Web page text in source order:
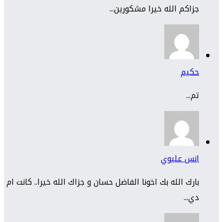
جزاكم الله خيرا مشكورين...
حكيم
تم...
انس عليوي
بارك الله بك اخونا الفاضل حسان و جزاك الله خيرا.. كانت ام
دي...